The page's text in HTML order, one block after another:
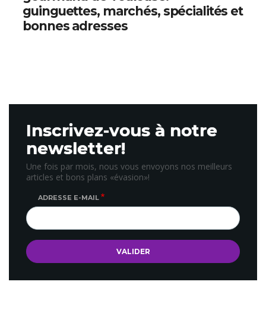
guinguettes, marchés, spécialités et
bonnes adresses
Inscrivez-vous à notre
newsletter!
Une fois par mois, nous vous envoyons nos meilleurs
articles et bons plans «évasion»!
ADRESSE E-MAIL